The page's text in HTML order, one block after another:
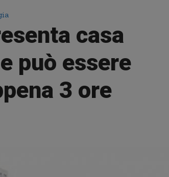
casa
può essere
3 ore